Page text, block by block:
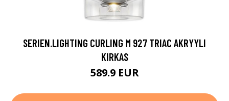
SERIEN.LIGHTING CURLING M 927 TRIAC AKRYYLI
KIRKAS
589.9 EUR